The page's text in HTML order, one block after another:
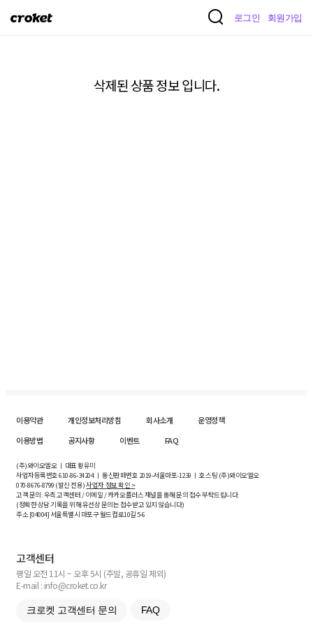
크
로그인 회원가입
삭제된 상품 정보 입니다.
이용약관 개인정보처리방침 회사소개
운영정책
이용방법
공지사항 이벤트 FAQ
(주)와이오엘오 ㅣ 대표 황유미
사업자등록번호610-86-34204ㅣ 통신판매번호 2019-서울마포-1239 ㅣ 호스팅 (주)와이오엘오
070-8676-8799 (발신 전용)사업자 정보 확인 >
고객 문의: 우측 고객센터 / 이메일 / 카카오플러스 채널을 통해 문의 접수 부탁드립니다.
(정확한 상담 기록을 위해 유선상 문의는 접수받고 있지 않습니다)
주소 [04004] 서울특별시 마포구 월드컵로10길5-6
고객센터
평일 오전 11시 ~ 오후 5시 (주말, 공휴일 제외)
E-mail : info@croket.co.kr
크로켓 고객센터 문의 FAQ